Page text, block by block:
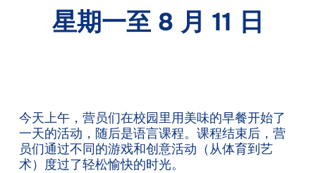
星期一至 8 月 11 日
今天上午，营员们在校园里用美味的早餐开始了
一天的活动，随后是语言课程。课程结束后，营
员们通过不同的游戏和创意活动（从体育到艺
术）度过了轻松愉快的时光。